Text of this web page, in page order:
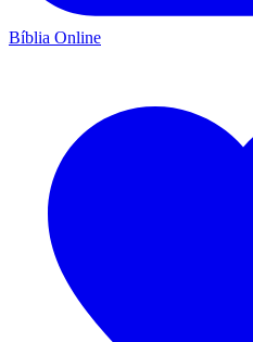
Bíblia Online